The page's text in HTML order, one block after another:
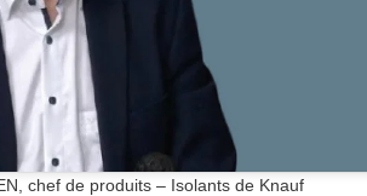
chef de produits – Isolants de Knauf